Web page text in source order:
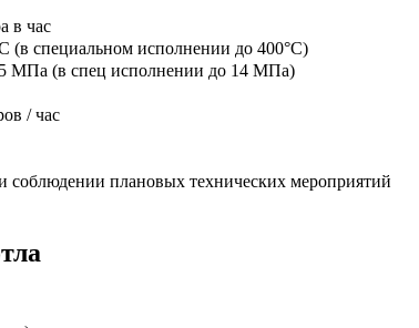
в час
(в специальном исполнении до 400°C)
МПа (в спец исполнении до 14 МПа)
/ час
соблюдении плановых технических мероприятий